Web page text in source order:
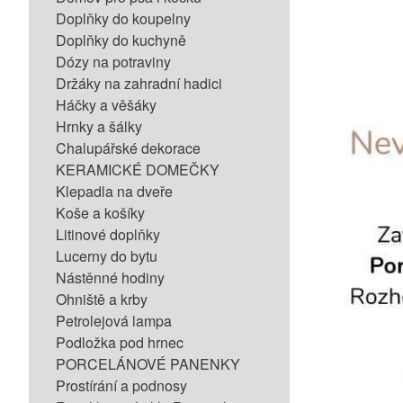
Doplňky do koupelny
Doplňky do kuchyně
Dózy na potraviny
Držáky na zahradní hadici
Háčky a věšáky
Hrnky a šálky
Chalupářské dekorace
KERAMICKÉ DOMEČKY
Klepadla na dveře
Koše a košíky
Litinové doplňky
Lucerny do bytu
Nástěnné hodiny
Ohniště a krby
Petrolejová lampa
Podložka pod hrnec
PORCELÁNOVÉ PANENKY
Prostírání a podnosy